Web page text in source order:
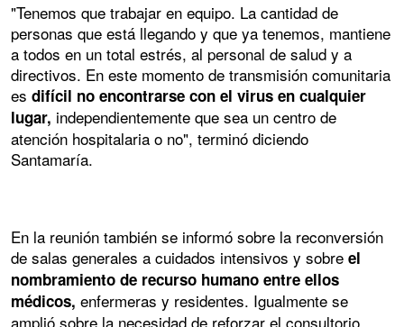
"Tenemos que trabajar en equipo. La cantidad de
personas que está llegando y que ya tenemos, mantiene
a todos en un total estrés, al personal de salud y a
directivos. En este momento de transmisión comunitaria
es difícil no encontrarse con el virus en cualquier
lugar, independientemente que sea un centro de
atención hospitalaria o no", terminó diciendo
Santamaría.
En la reunión también se informó sobre la reconversión
de salas generales a cuidados intensivos y sobre el
nombramiento de recurso humano entre ellos
médicos, enfermeras y residentes. Igualmente se
amplió sobre la necesidad de reforzar el consultorio